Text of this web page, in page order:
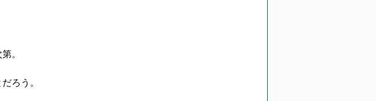
。
ろう。